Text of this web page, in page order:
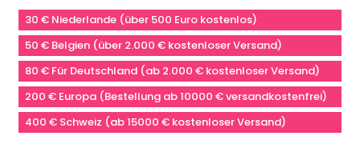
30 € Niederlande (über 500 Euro kostenlos)
50 € Belgien (über 2.000 € kostenloser Versand)
80 € Für Deutschland (ab 2.000 € kostenloser Versand)
200 € Europa (Bestellung ab 10000 € versandkostenfrei)
400 € Schweiz (ab 15000 € kostenloser Versand)